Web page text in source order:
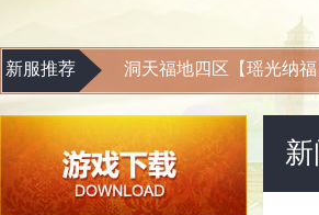
新服推荐 洞天福地四区【瑶光纳福